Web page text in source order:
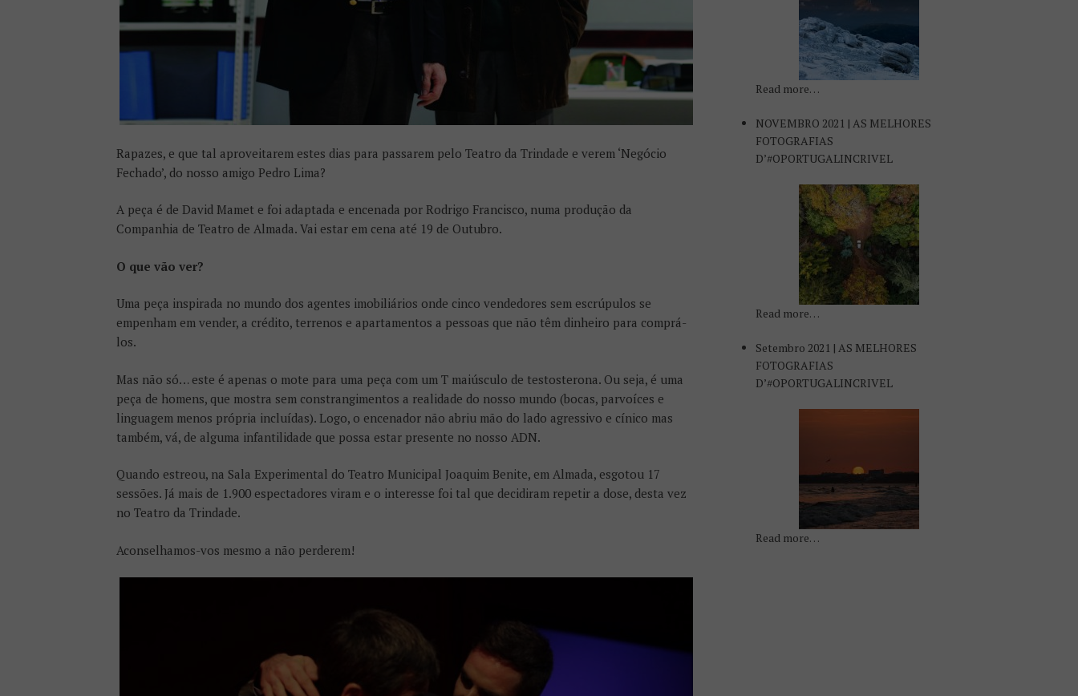
Rapazes, e que tal aproveitarem estes dias para passarem pelo Teatro da Trindade e verem ‘Negócio
Fechado’, do nosso amigo Pedro Lima?
A peça é de David Mamet e foi adaptada e encenada por Rodrigo Francisco, numa produção da
Companhia de Teatro de Almada. Vai estar em cena até 19 de Outubro.
O que vão ver?
Uma peça inspirada no mundo dos agentes imobiliários onde cinco vendedores sem escrúpulos se
empenham em vender, a crédito, terrenos e apartamentos a pessoas que não têm dinheiro para comprá-
los.
Mas não só… este é apenas o mote para uma peça com um T maiúsculo de testosterona. Ou seja, é uma
peça de homens, que mostra sem constrangimentos a realidade do nosso mundo (bocas, parvoíces e
linguagem menos própria incluídas). Logo, o encenador não abriu mão do lado agressivo e cínico mas
também, vá, de alguma infantilidade que possa estar presente no nosso ADN.
Quando estreou, na Sala Experimental do Teatro Municipal Joaquim Benite, em Almada, esgotou 17
sessões. Já mais de 1.900 espectadores viram e o interesse foi tal que decidiram repetir a dose, desta vez
no Teatro da Trindade.
Aconselhamos-vos mesmo a não perderem!
Read more…
NOVEMBRO 2021 | AS MELHORES
FOTOGRAFIAS
D’#OPORTUGALINCRIVEL
Read more…
Setembro 2021 | AS MELHORES
FOTOGRAFIAS
D’#OPORTUGALINCRIVEL
Read more…